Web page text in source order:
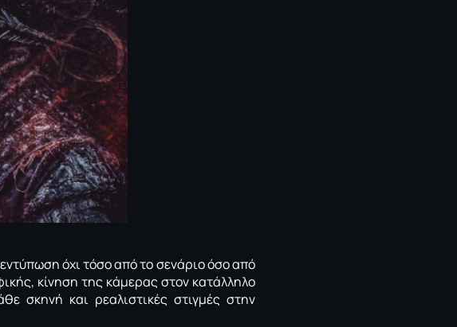
όχι τόσο από το σενάριο όσο από
κίνηση της κάμερας στον κατάλληλο
σκηνή και ρεαλιστικές στιγμές στην